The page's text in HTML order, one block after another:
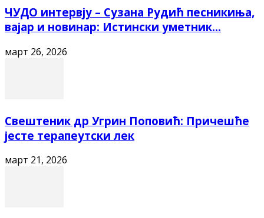
ЧУДО интервју – Сузана Рудић песникиња,
вајар и новинар: Истински уметник...
март 26, 2026
Свештеник др Угрин Поповић: Причешће
јесте терапеутски лек
март 21, 2026